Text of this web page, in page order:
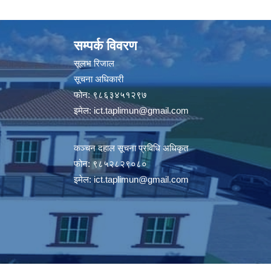
सम्पर्क विवरण
सूलभ रिजाल
सूचना अधिकारी
फोन: ९८६३४५१२९७
इमेल:ict.taplimun@gmail.com
कञ्‍चन दहाल सूचना प्रविधि अधिकृत
फोन: ९८५२८२९०८०
इमेल:ict.taplimun@gmail.com